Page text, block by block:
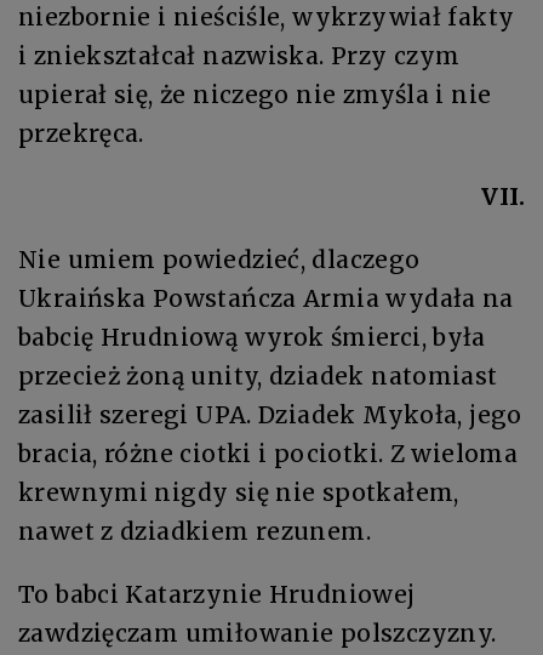
niezbornie i nieściśle, wykrzywiał fakty
i zniekształcał nazwiska. Przy czym
upierał się, że niczego nie zmyśla i nie
przekręca.
VII.
Nie umiem powiedzieć, dlaczego
Ukraińska Powstańcza Armia wydała na
babcię Hrudniową wyrok śmierci, była
przecież żoną unity, dziadek natomiast
zasilił szeregi UPA. Dziadek Mykoła, jego
bracia, różne ciotki i pociotki. Z wieloma
krewnymi nigdy się nie spotkałem,
nawet z dziadkiem rezunem.
To babci Katarzynie Hrudniowej
zawdzięczam umiłowanie polszczyzny.